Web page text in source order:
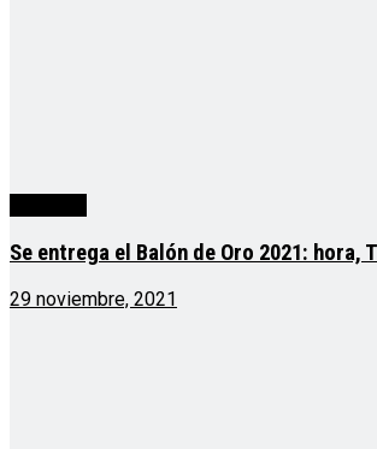
Se entrega el Balón de Oro 2021: hora,
29 noviembre, 2021